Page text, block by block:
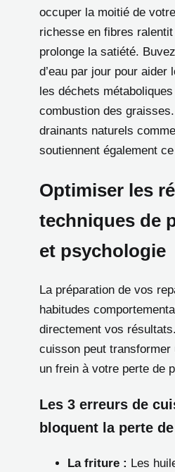
occuper la moitié de
richesse en fibres
prolonge la satiété.
d’eau par jour pour aider
les déchets
combustion des
drainants naturels
soutiennent également
Optimiser les
techniques de
et psychologie
La préparation de vos
habitudes
directement vos
cuisson peut transformer
un frein à votre perte de
Les 3 erreurs de
bloquent la perte
La friture : Les